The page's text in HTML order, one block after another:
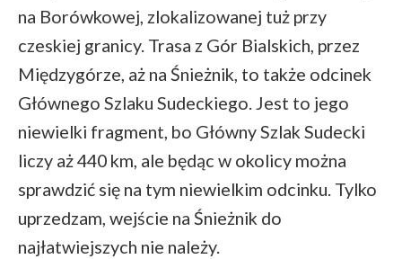
na Borówkowej, zlokalizowanej tuż przy
czeskiej granicy. Trasa z Gór Bialskich, przez
Międzygórze, aż na Śnieżnik, to także odcinek
Głównego Szlaku Sudeckiego. Jest to jego
niewielki fragment, bo Główny Szlak Sudecki
liczy aż 440 km, ale będąc w okolicy można
sprawdzić się na tym niewielkim odcinku. Tylko
uprzedzam, wejście na Śnieżnik do
najłatwiejszych nie należy.